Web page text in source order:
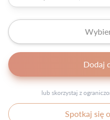
Dodaj
lub skorzystaj z
Spotkaj się